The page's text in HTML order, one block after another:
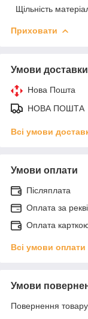
Щільність
Приховати
Умови доставки
Нова Пошта
НОВА ПОШТА
Всі умови
Умови оплати
Післяплата
Оплата за
Оплата
Всі умови оплати
Умови
Повернення